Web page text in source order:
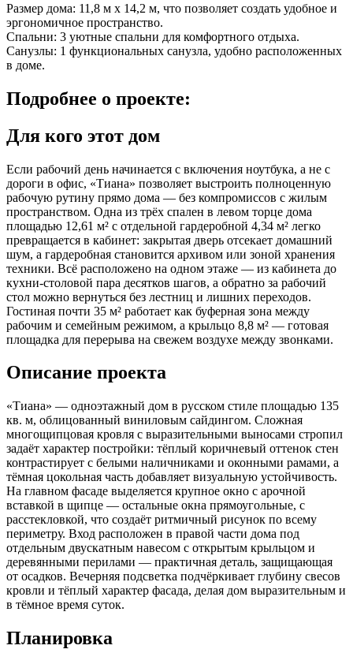
Размер дома: 11,8 м x 14,2 м, что позволяет создать удобное и
эргономичное пространство.
Спальни: 3 уютные спальни для комфортного отдыха.
Санузлы: 1 функциональных санузла, удобно расположенных
в доме.
Подробнее о проекте:
Для кого этот дом
Если рабочий день начинается с включения ноутбука, а не с
дороги в офис, «Тиана» позволяет выстроить полноценную
рабочую рутину прямо дома — без компромиссов с жилым
пространством. Одна из трёх спален в левом торце дома
площадью 12,61 м² с отдельной гардеробной 4,34 м² легко
превращается в кабинет: закрытая дверь отсекает домашний
шум, а гардеробная становится архивом или зоной хранения
техники. Всё расположено на одном этаже — из кабинета до
кухни-столовой пара десятков шагов, а обратно за рабочий
стол можно вернуться без лестниц и лишних переходов.
Гостиная почти 35 м² работает как буферная зона между
рабочим и семейным режимом, а крыльцо 8,8 м² — готовая
площадка для перерыва на свежем воздухе между звонками.
Описание проекта
«Тиана» — одноэтажный дом в русском стиле площадью 135
кв. м, облицованный виниловым сайдингом. Сложная
многощипцовая кровля с выразительными выносами стропил
задаёт характер постройки: тёплый коричневый оттенок стен
контрастирует с белыми наличниками и оконными рамами, а
тёмная цокольная часть добавляет визуальную устойчивость.
На главном фасаде выделяется крупное окно с арочной
вставкой в щипце — остальные окна прямоугольные, с
расстекловкой, что создаёт ритмичный рисунок по всему
периметру. Вход расположен в правой части дома под
отдельным двускатным навесом с открытым крыльцом и
деревянными перилами — практичная деталь, защищающая
от осадков. Вечерняя подсветка подчёркивает глубину свесов
кровли и тёплый характер фасада, делая дом выразительным и
в тёмное время суток.
Планировка